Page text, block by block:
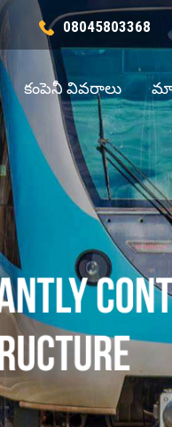
08045803368
కంపెనీ వివరాలు మా